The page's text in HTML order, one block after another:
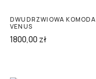
DWUDRZWIOWA KOMODA
VENUS
1800,00 zł